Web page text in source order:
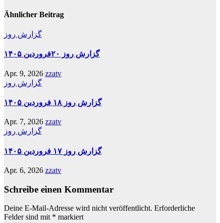
Ähnlicher Beitrag
گزارش روز
گزارش روز ۲۰فروردین ۱۴۰۵
Apr. 9, 2026 zzatv
گزارش روز
گزارش روز ۱۸ فروردین ۱۴۰۵
Apr. 7, 2026 zzatv
گزارش روز
گزارش روز ۱۷ فروردین ۱۴۰۵
Apr. 6, 2026 zzatv
Schreibe einen Kommentar
Deine E-Mail-Adresse wird nicht veröffentlicht. Erforderliche
Felder sind mit * markiert